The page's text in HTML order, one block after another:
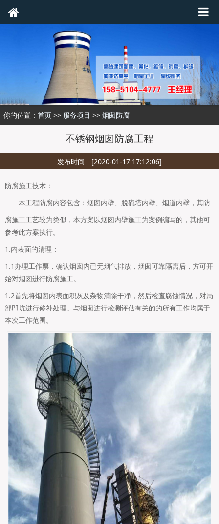
你的位置： 首页>> 服务项目 >> 烟囱防腐
不锈钢烟囱防腐工程
发布时间：[2020-01-17 17:12:06]
防腐施工技术：
本工程防腐内容包含：烟囱内壁、脱硫塔内壁、烟道内壁，其防
腐施工工艺较为类似，本方案以烟囱内壁施工为案例编写的，其他可
参考此方案执行。
1.内表面的清理：
1.1办理工作票，确认烟囱内已无烟气排放，烟囱可靠隔离后，方可开
始对烟囱进行防腐施工。
1.2首先将烟囱内表面积灰及杂物清除干净，然后检查腐蚀情况，对局
部凹坑进行修补处理。与烟囱进行检测评估有关的的所有工作均属于
本次工作范围。